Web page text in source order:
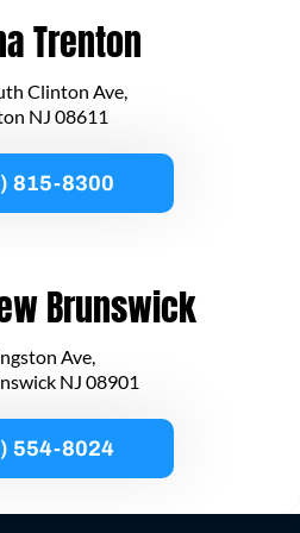
una búsqueda.
| Villanueva´s Group.
Trenton
Clinton Ave,
NJ 08611
815-8300
Brunswick
Ave,
NJ 08901
554-8024